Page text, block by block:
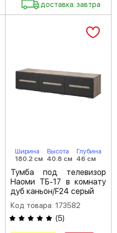
доставка: завтра
Ширина
180.2 см
Высота
40.8 см
Глубина
46 см
Тумба под телевизор
Наоми ТБ-17 в комнату
дуб каньон/F24 серый
Код товара: 173582
(5)